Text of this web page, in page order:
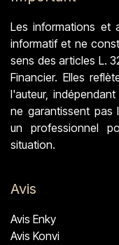
Les informations et
informatif et ne
sens des articles L.
Financier. Elles
l'auteur,
ne garantissent pas
un professionnel
situation.
Avis
Avis Enky
Avis Konvi